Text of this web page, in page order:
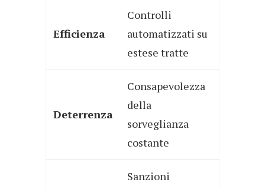
Efficienza
Controlli
automatizzati su
estese tratte
Deterrenza
Consapevolezza
della
sorveglianza
costante
Sanzioni